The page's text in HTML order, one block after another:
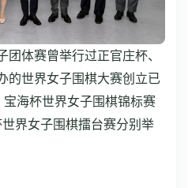
团体赛曾举行过正官庄杯、
的世界女子围棋大赛创立已
海杯世界女子围棋锦标赛
界女子围棋擂台赛分别举